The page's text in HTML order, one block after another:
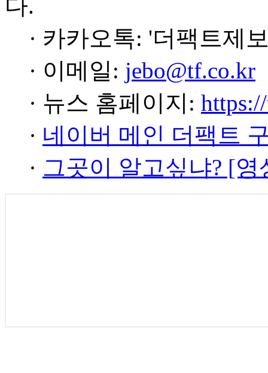
다.
· 카카오톡: '더팩트제
· 이메일: jebo@tf.co.kr
· 뉴스 홈페이지:
· 네이버 메인 더팩트
· 그곳이 알고싶냐? [